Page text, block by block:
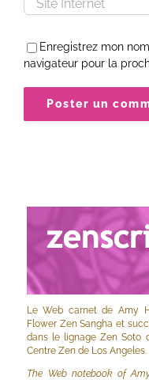
Enregistrez mon
navigateur pour la
Le Web carnet de Amy
Flower Zen Sangha et
dans le lignage Zen Soto
Centre Zen de Los Angeles.
The Web notebook of